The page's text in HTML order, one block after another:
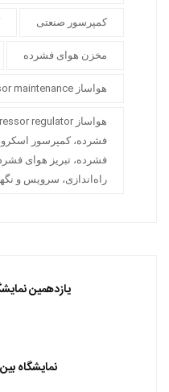
کمپرسور صنعتی
مخزن هوای فشرده
هواساز Air compressor maintenance
فشرده، کمپرسور
فشرده، تبریز هوای
راه‌اندازی، سرویس و
یازدهمین
نمایشگاه